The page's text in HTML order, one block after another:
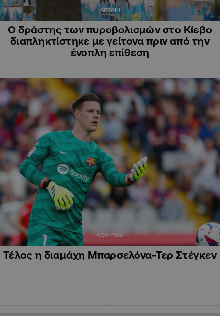
ΔΙΕΘΝΗ
Ο δράστης των πυροβολισμών στο Κίεβο
διαπληκτίστηκε με γείτονα πριν από την
ένοπλη επίθεση
ΑΘΛΗΤΙΚΑ
Τέλος η διαμάχη Μπαρσελόνα-Τερ Στέγκεν